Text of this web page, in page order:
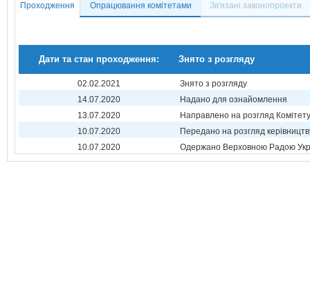
Проходження Опрацювання комітетами Зв'язані законопроекти
Дати та стан проходження: Знято з розгляду
02.02.2021
Знято з розгляду
14.07.2020
Надано для ознайомлення
13.07.2020
Направлено на розгляд Комітету
10.07.2020
Передано на розгляд
10.07.2020
Одержано Верховною Радою